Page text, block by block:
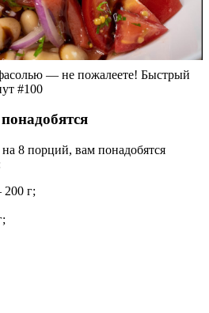
— не пожалеете! Быстрый
#100
8 порций, вам понадобятся
200 г;